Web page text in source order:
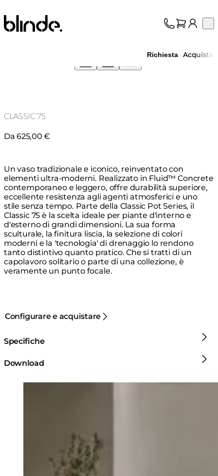
Blinde Design
Professionisti
Richiesta Acquista
CLASSIC 75
Da 625,00 €
Un vaso tradizionale e iconico, reinventato con
elementi ultra-moderni. Realizzato in Fluid™ Concrete
contemporaneo e leggero, offre durabilità superiore,
eccellente resistenza agli agenti atmosferici e uno
stile senza tempo. Parte della Classic Pot Series, il
Classic 75 è la scelta ideale per piante d'interno e
d'esterno di grandi dimensioni. La sua forma
sculturale, la finitura liscia, la selezione di colori
moderni e la 'tecnologia' di drenaggio lo rendono
tanto distintivo quanto pratico. Che si tratti di un
capolavoro solitario o parte di una collezione, è
veramente un punto focale.
Configurare e acquistare
Specifiche
Download